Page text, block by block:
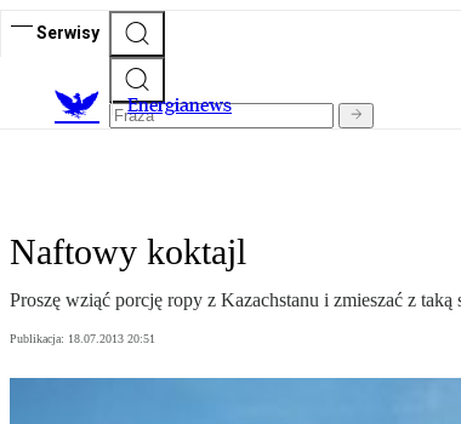
Serwisy
Energianews
Naftowy koktajl
Proszę wziąć porcję ropy z Kazachstanu i zmieszać z
Publikacja: 18.07.2013 20:51